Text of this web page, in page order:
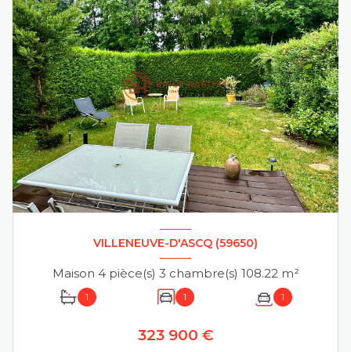
VILLENEUVE-D'ASCQ (59650)
Maison 4 pièce(s) 3 chambre(s) 108.22 m²
1 1 1
323 900 €